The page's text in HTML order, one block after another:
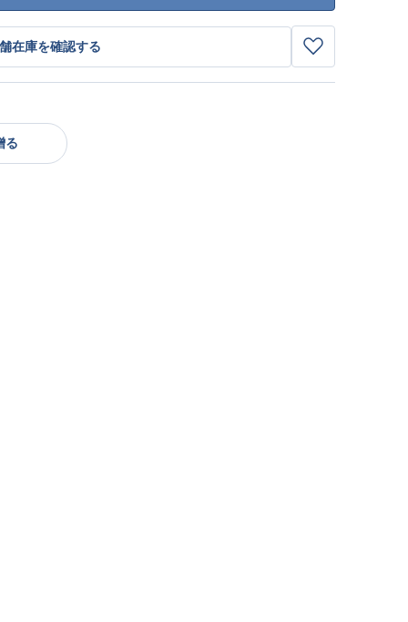
在庫を確認する
る